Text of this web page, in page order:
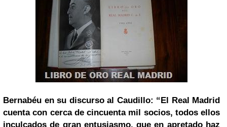
Bernabéu en su discurso al Caudillo: “El Real Madrid
cuenta con cerca de cincuenta mil socios, todos ellos
inculcados de gran entusiasmo, que en apretado haz